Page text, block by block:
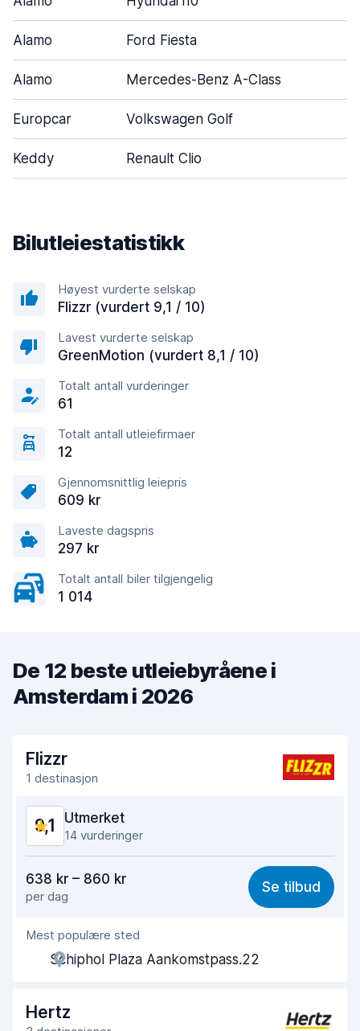
Alamo Ford Fiesta
Alamo Mercedes-Benz A-Class
Europcar Volkswagen Golf
Keddy Renault Clio
Bilutleiestatistikk
Høyest vurderte selskap
Flizzr (vurdert 9,1 / 10)
Lavest vurderte selskap
GreenMotion (vurdert 8,1 / 10)
Totalt antall vurderinger
61
Totalt antall utleiefirmaer
12
Gjennomsnittlig leiepris
609 kr
Laveste dagspris
297 kr
Totalt antall biler tilgjengelig
1 014
De 12 beste utleiebyråene i
Amsterdam i 2026
Flizzr
1 destinasjon
9,1 Utmerket
14 vurderinger
8,6
Enkel å finne 9,2
Hjelp og service
Tid brukt på henting
Tid brukt på levering 9,4
638 kr – 860 kr
per dag
Se tilbud
Mest populære sted
Schiphol Plaza Aankomstpass.22
Hertz